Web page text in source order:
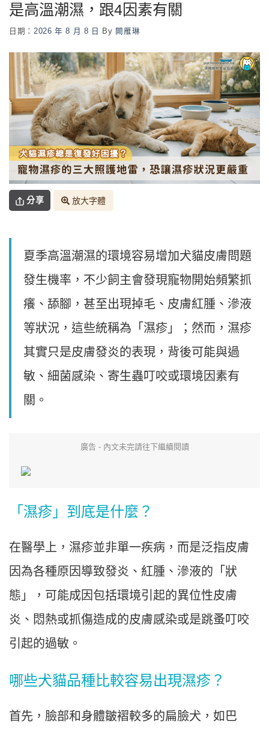
是高溫潮濕，跟4因素有關
日期： 2026 年 8 月 8 日 By 闕雁琳
分享 放大字體
夏季高溫潮濕的環境容易增加犬貓皮膚問題
發生機率，不少飼主會發現寵物開始頻繁抓
癢、舔腳，甚至出現掉毛、皮膚紅腫、滲液
等狀況，這些統稱為「濕疹」；然而，濕疹
其實只是皮膚發炎的表現，背後可能與過
敏、細菌感染、寄生蟲叮咬或環境因素有
關。
廣告 - 內文未完請往下繼續閱讀
「濕疹」到底是什麼？
在醫學上，濕疹並非單一疾病，而是泛指皮膚
因為各種原因導致發炎、紅腫、滲液的「狀
態」，可能成因包括環境引起的異位性皮膚
炎、悶熱或抓傷造成的皮膚感染或是跳蚤叮咬
引起的過敏。
哪些犬貓品種比較容易出現濕疹？
首先，臉部和身體皺褶較多的扁臉犬，如巴